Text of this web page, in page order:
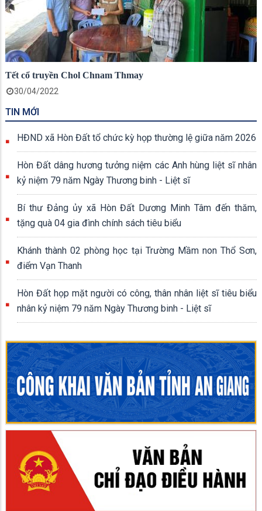
Tết cổ truyền Chol Chnam Thmay
30/04/2022
TIN MỚI
HĐND xã Hòn Đất tổ chức kỳ họp thường lệ giữa năm 2026
Hòn Đất dâng hương tưởng niệm các Anh hùng liệt sĩ nhân
kỷ niệm 79 năm Ngày Thương binh - Liệt sĩ
Bí thư Đảng ủy xã Hòn Đất Dương Minh Tâm đến thăm,
tặng quà 04 gia đình chính sách tiêu biểu
Khánh thành 02 phòng học tại Trường Mầm non Thổ Sơn,
điểm Vạn Thanh
Hòn Đất họp mặt người có công, thân nhân liệt sĩ tiêu biểu
nhân kỷ niệm 79 năm Ngày Thương binh - Liệt sĩ